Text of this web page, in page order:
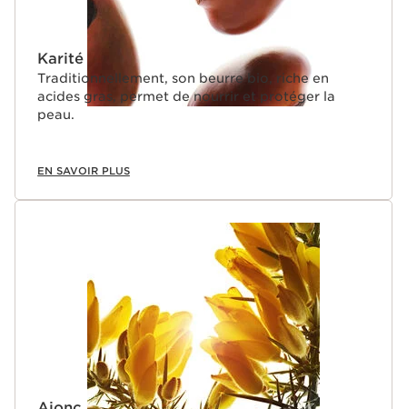
Karité
Traditionnellement, son beurre bio, riche en
acides gras, permet de nourrir et protéger la
peau.
EN SAVOIR PLUS